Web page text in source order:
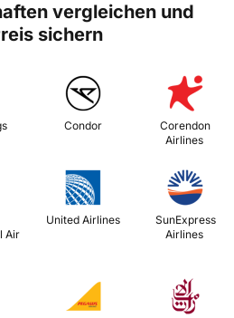
vergleichen und
sichern
Condor
Corendon
Airlines
Air
United Airlines
Airlines